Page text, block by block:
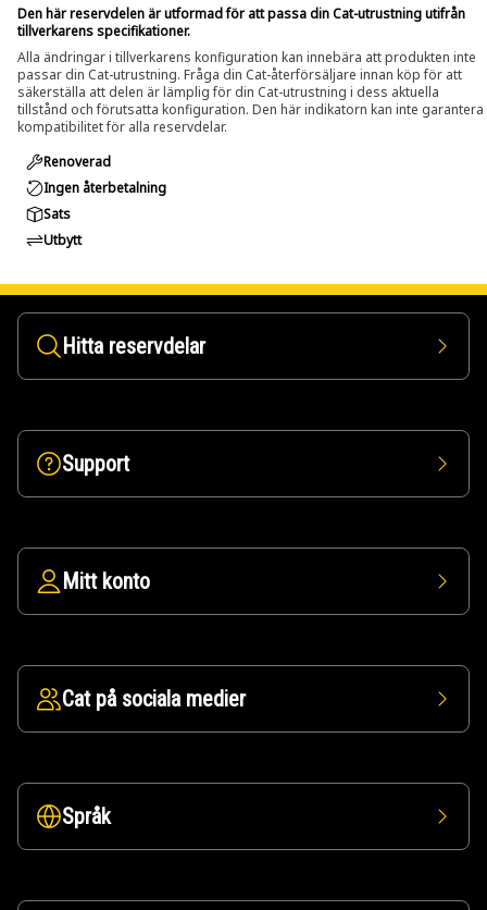
Den här reservdelen är utformad för att passa din Cat-utrustning utifrån
tillverkarens specifikationer.
Alla ändringar i tillverkarens konfiguration kan innebära att produkten inte
passar din Cat-utrustning. Fråga din Cat-återförsäljare innan köp för att
säkerställa att delen är lämplig för din Cat-utrustning i dess aktuella
tillstånd och förutsatta konfiguration. Den här indikatorn kan inte garantera
kompatibilitet för alla reservdelar.
Renoverad
Ingen återbetalning
Sats
Utbytt
Hitta reservdelar
Support
Mitt konto
Cat på sociala medier
Språk